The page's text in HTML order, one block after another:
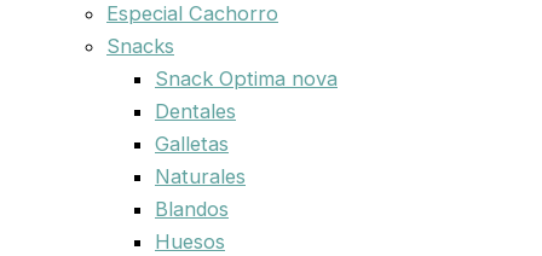
Especial Cachorro
Snacks
Snack Optima nova
Dentales
Galletas
Naturales
Blandos
Huesos